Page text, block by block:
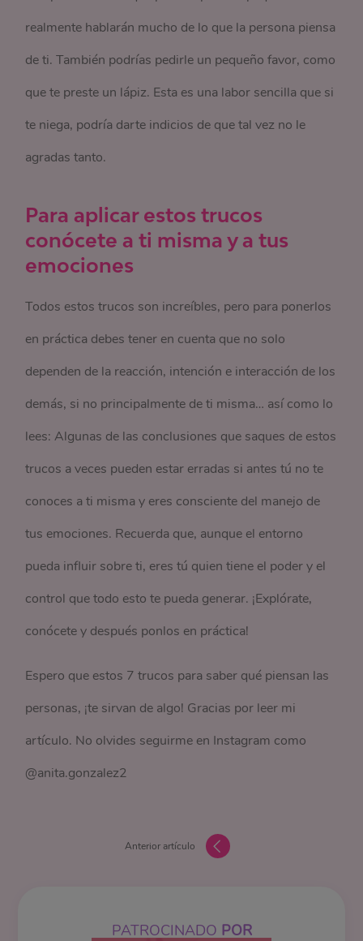
realmente hablarán mucho de lo que la persona piensa
de ti. También podrías pedirle un pequeño favor, como
que te preste un lápiz. Esta es una labor sencilla que si
te niega, podría darte indicios de que tal vez no le
agradas tanto.
Para aplicar estos trucos
conócete a ti misma y a tus
emociones
Todos estos trucos son increíbles, pero para ponerlos
en práctica debes tener en cuenta que no solo
dependen de la reacción, intención e interacción de los
demás, si no principalmente de ti misma… así como lo
lees: Algunas de las conclusiones que saques de estos
trucos a veces pueden estar erradas si antes tú no te
conoces a ti misma y eres consciente del manejo de
tus emociones. Recuerda que, aunque el entorno
pueda influir sobre ti, eres tú quien tiene el poder y el
control que todo esto te pueda generar. ¡Explórate,
conócete y después ponlos en práctica!
Espero que estos 7 trucos para saber qué piensan las
personas, ¡te sirvan de algo! Gracias por leer mi
artículo. No olvides seguirme en Instagram como
@anita.gonzalez2
Anterior artículo
PATROCINADO POR